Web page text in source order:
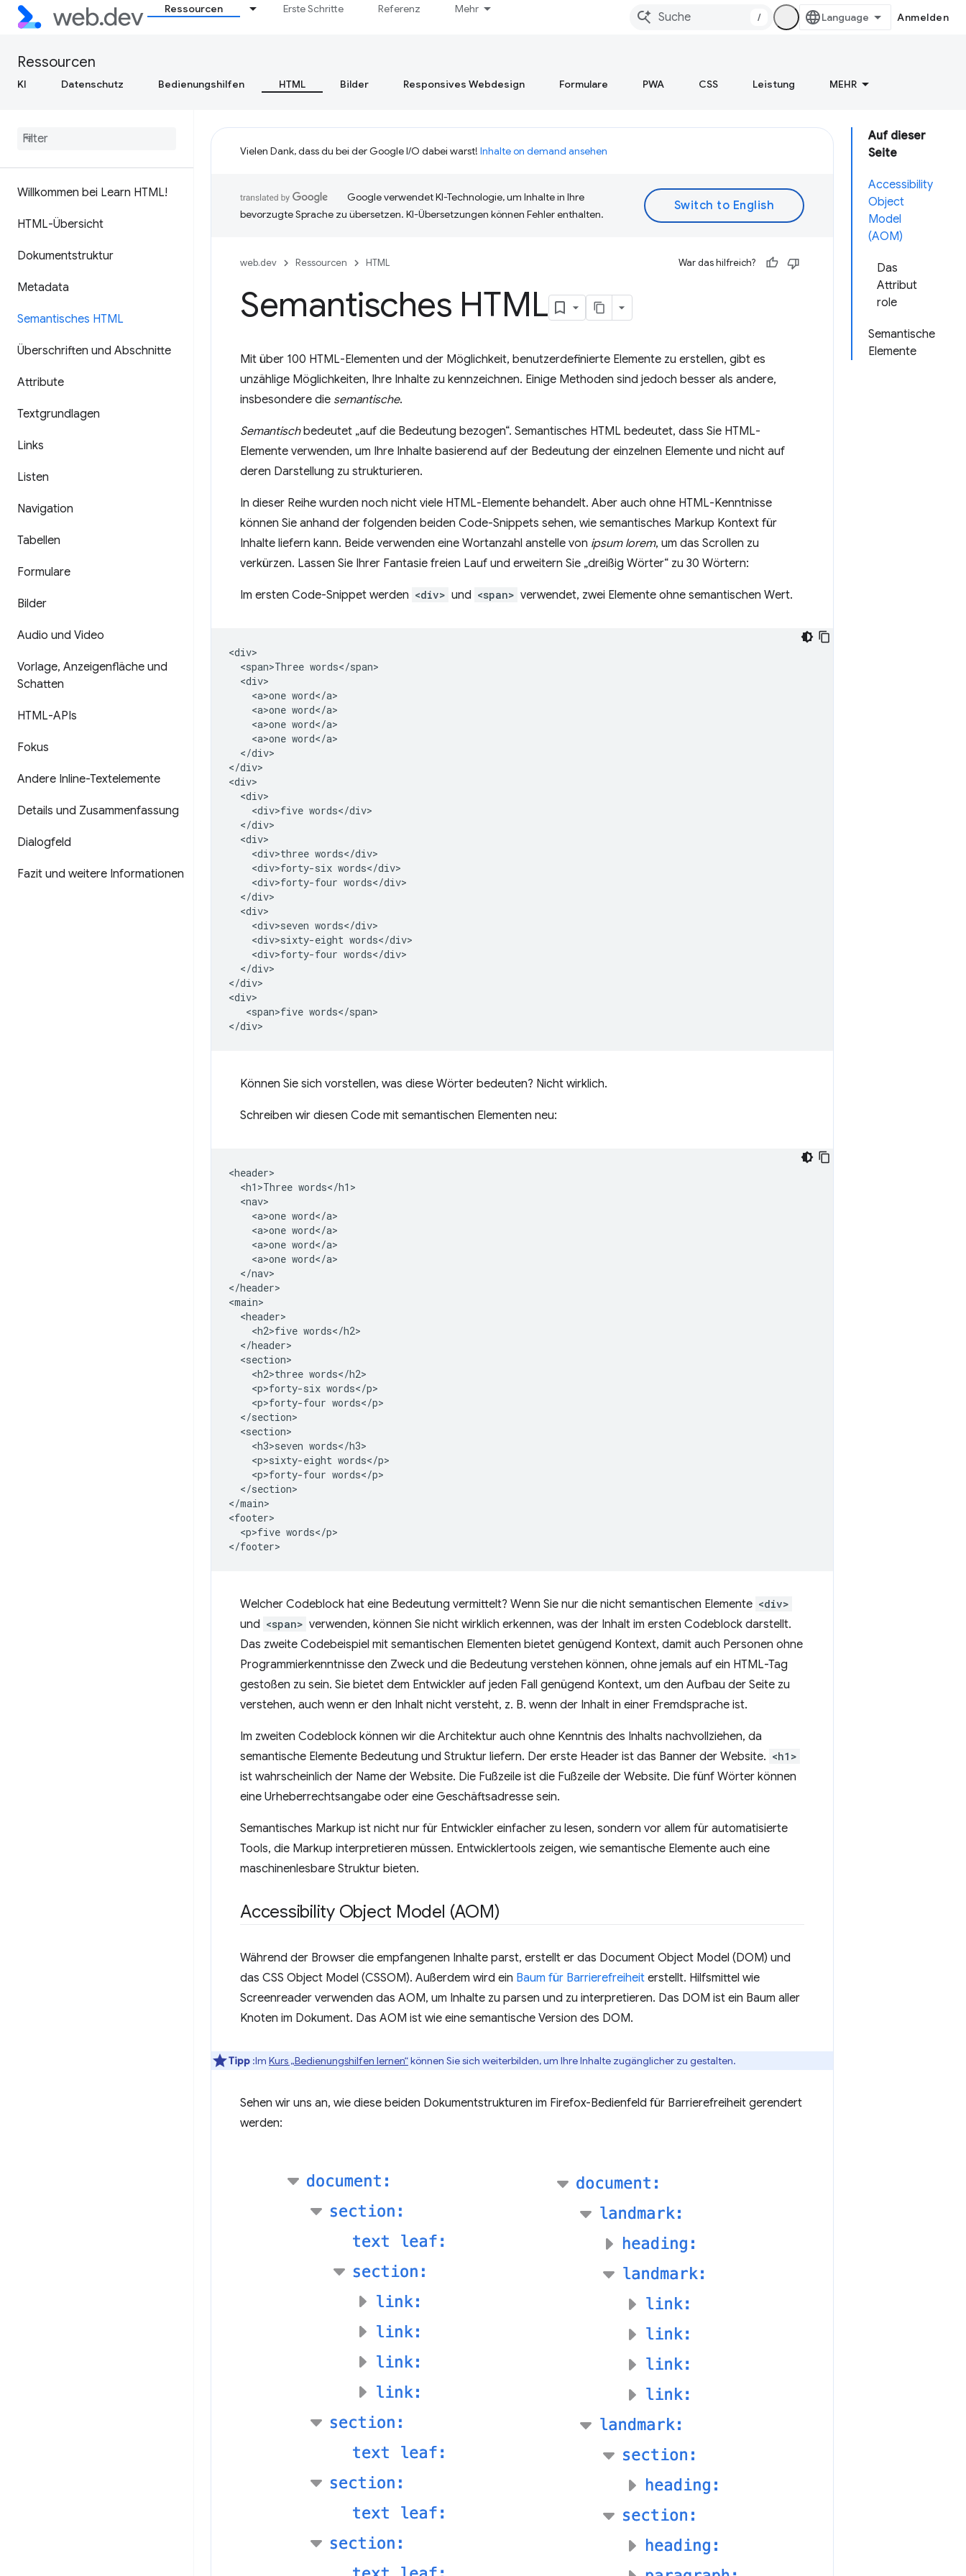
Ressourcen Erste Schritte Referenz Mehr
/ Anmelden
Ressourcen
KI Datenschutz Bedienungshilfen HTML Bilder Responsives Webdesign Formulare PWA CSS Leistung MEHR
Willkommen bei Learn HTML!
HTML-Übersicht
Dokumentstruktur
Metadata
Semantisches HTML
Überschriften und Abschnitte
Attribute
Textgrundlagen
Links
Listen
Navigation
Tabellen
Formulare
Bilder
Audio und Video
Vorlage, Anzeigenfläche und
Schatten
HTML-APIs
Fokus
Andere Inline-Textelemente
Details und Zusammenfassung
Dialogfeld
Fazit und weitere Informationen
Auf dieser
Seite
Accessibility
Object
Model
(AOM)
Das
Attribut
role
Semantische
Elemente
Vielen Dank, dass du bei der Google I/O dabei warst! Inhalte on demand ansehen
Google verwendet KI-Technologie, um Inhalte in Ihre
bevorzugte Sprache zu übersetzen. KI-Übersetzungen können Fehler enthalten.
web.dev Ressourcen HTML War das hilfreich?
Semantisches HTML
Mit über 100 HTML-Elementen und der Möglichkeit, benutzerdefinierte Elemente zu erstellen, gibt es
unzählige Möglichkeiten, Ihre Inhalte zu kennzeichnen. Einige Methoden sind jedoch besser als andere,
insbesondere die semantische.
Semantischbedeutet „auf die Bedeutung bezogen“. Semantisches HTML bedeutet, dass Sie HTML-
Elemente verwenden, um Ihre Inhalte basierend auf der Bedeutung der einzelnen Elemente und nicht auf
deren Darstellung zu strukturieren.
In dieser Reihe wurden noch nicht viele HTML-Elemente behandelt. Aber auch ohne HTML-Kenntnisse
können Sie anhand der folgenden beiden Code-Snippets sehen, wie semantisches Markup Kontext für
Inhalte liefern kann. Beide verwenden eine Wortanzahl anstelle von ipsum lorem, um das Scrollen zu
verkürzen. Lassen Sie Ihrer Fantasie freien Lauf und erweitern Sie „dreißig Wörter“ zu 30 Wörtern:
Im ersten Code-Snippet werden <div> und <span> verwendet, zwei Elemente ohne semantischen Wert.
<div>
  <span>Three words</span>
  <div>
    <a>one word</a>
    <a>one word</a>
    <a>one word</a>
    <a>one word</a>
  </div>
</div>
<div>
  <div>
    <div>five words</div>
  </div>
  <div>
    <div>three words</div>
    <div>forty-six words</div>
    <div>forty-four words</div>
  </div>
  <div>
    <div>seven words</div>
    <div>sixty-eight words</div>
    <div>forty-four words</div>
  </div>
</div>
<div>
   <span>five words</span>
Können Sie sich vorstellen, was diese Wörter bedeuten? Nicht wirklich.
Schreiben wir diesen Code mit semantischen Elementen neu:
<header>
  <h1>Three words</h1>
  <nav>
    <a>one word</a>
    <a>one word</a>
    <a>one word</a>
    <a>one word</a>
  </nav>
</header>
<main>
  <header>
    <h2>five words</h2>
  </header>
  <section>
    <h2>three words</h2>
    <p>forty-six words</p>
    <p>forty-four words</p>
  </section>
  <section>
    <h3>seven words</h3>
    <p>sixty-eight words</p>
    <p>forty-four words</p>
  </section>
</main>
<footer>
  <p>five words</p>
Welcher Codeblock hat eine Bedeutung vermittelt? Wenn Sie nur die nicht semantischen Elemente <div>
und <span> verwenden, können Sie nicht wirklich erkennen, was der Inhalt im ersten Codeblock darstellt.
Das zweite Codebeispiel mit semantischen Elementen bietet genügend Kontext, damit auch Personen ohne
Programmierkenntnisse den Zweck und die Bedeutung verstehen können, ohne jemals auf ein HTML-Tag
gestoßen zu sein. Sie bietet dem Entwickler auf jeden Fall genügend Kontext, um den Aufbau der Seite zu
verstehen, auch wenn er den Inhalt nicht versteht, z. B. wenn der Inhalt in einer Fremdsprache ist.
Im zweiten Codeblock können wir die Architektur auch ohne Kenntnis des Inhalts nachvollziehen, da
semantische Elemente Bedeutung und Struktur liefern. Der erste Header ist das Banner der Website. <h1>
ist wahrscheinlich der Name der Website. Die Fußzeile ist die Fußzeile der Website. Die fünf Wörter können
eine Urheberrechtsangabe oder eine Geschäftsadresse sein.
Semantisches Markup ist nicht nur für Entwickler einfacher zu lesen, sondern vor allem für automatisierte
Tools, die Markup interpretieren müssen. Entwicklertools zeigen, wie semantische Elemente auch eine
maschinenlesbare Struktur bieten.
Accessibility Object Model (AOM)
Während der Browser die empfangenen Inhalte parst, erstellt er das Document Object Model (DOM) und
das CSS Object Model (CSSOM). Außerdem wird ein Baum für Barrierefreiheit erstellt. Hilfsmittel wie
Screenreader verwenden das AOM, um Inhalte zu parsen und zu interpretieren. Das DOM ist ein Baum aller
Knoten im Dokument. Das AOM ist wie eine semantische Version des DOM.
Tipp :Im Kurs „Bedienungshilfen lernen“können Sie sich weiterbilden, um Ihre Inhalte zugänglicher zu gestalten.
Sehen wir uns an, wie diese beiden Dokumentstrukturen im Firefox-Bedienfeld für Barrierefreiheit gerendert
werden: